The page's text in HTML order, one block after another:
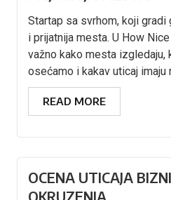
Startap sa svrhom, koji
i prijatnija mesta. U How
važno kako mesta izgledaju,
osećamo i kakav uticaj imaju
READ MORE
OCENA UTICAJA
OKRUZENJA